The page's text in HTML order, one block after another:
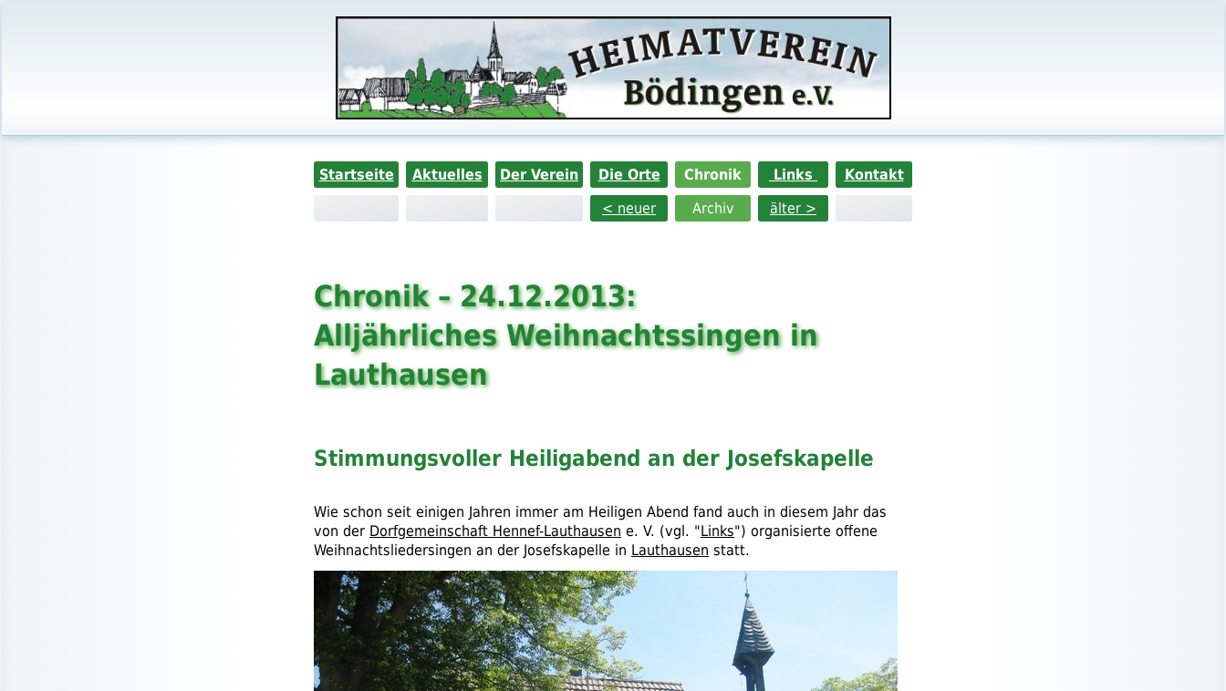
Startseite Aktuelles Der Verein Die Orte Chronik Links
Kontakt
< neuer
Archiv älter >
Chronik – 24.12.2013:
Alljährliches Weihnachtssingen in
Lauthausen
Stimmungsvoller Heiligabend an der Josefskapelle
Wie schon seit einigen Jahren immer am Heiligen Abend fand auch in diesem Jahr das
von der Dorfgemeinschaft Hennef-Lauthausen e. V. (vgl. "Links") organisierte offene
Weihnachtsliedersingen an der Josefskapelle in Lauthausen statt.